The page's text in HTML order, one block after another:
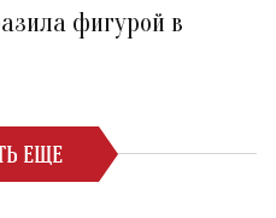
фигурой в
ЕЩЕ